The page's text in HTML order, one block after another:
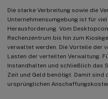
Die starke Verbreitung sowie die
Unternehmensumgebung ist für
Herausforderung. Vom
Rechenzentrum bis hin zum
verwaltet werden. Die Vorteile der
Lasten der verteilten Verwaltung.
Instandhalten und schließlich das
Zeit und Geld benötigt. Damit
ursprünglichen